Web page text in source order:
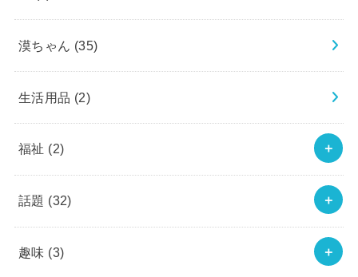
漠ちゃん (35)
生活用品 (2)
福祉 (2)
話題 (32)
趣味 (3)